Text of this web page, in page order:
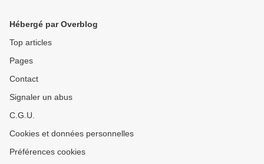
Hébergé par Overblog
Top articles
Pages
Contact
Signaler un abus
C.G.U.
Cookies et données personnelles
Préférences cookies